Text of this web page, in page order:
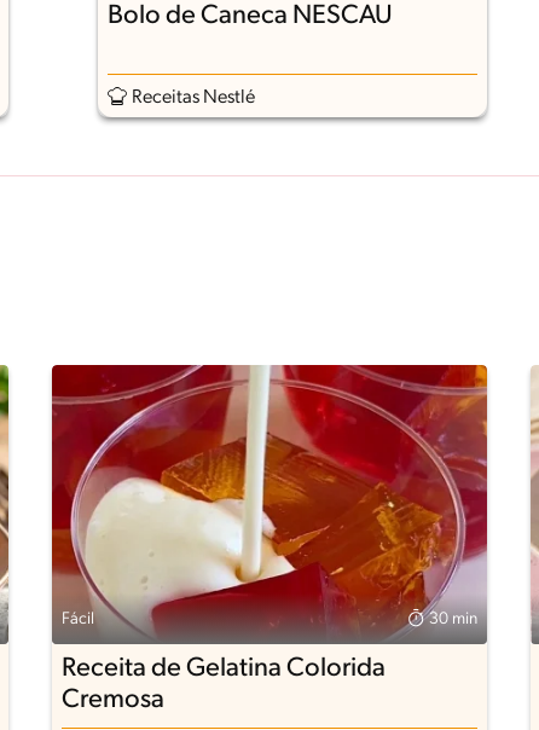
Bolo de Caneca NESCAU
Receitas Nestlé
Fácil 30 min
Receita de Gelatina Colorida
Cremosa